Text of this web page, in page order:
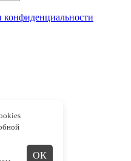
конфиденциальности
ОК